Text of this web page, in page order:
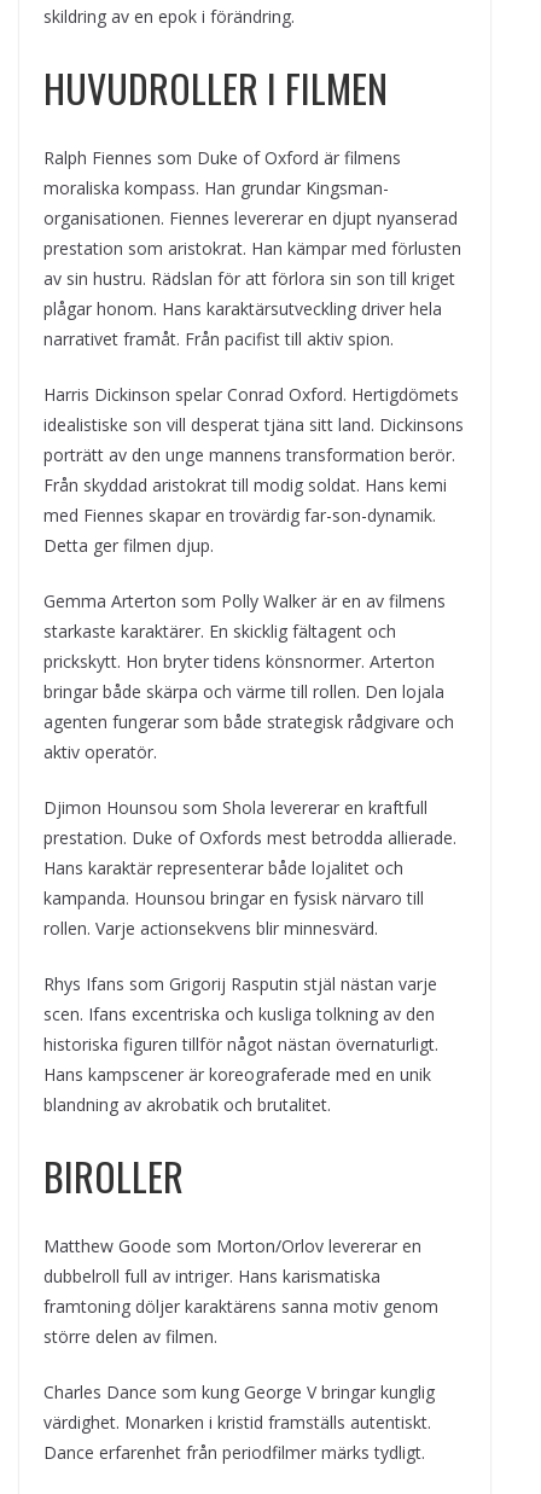
skildring av en epok i förändring.
HUVUDROLLER I FILMEN
Ralph Fiennes som Duke of Oxford är filmens
moraliska kompass. Han grundar Kingsman-
organisationen. Fiennes levererar en djupt nyanserad
prestation som aristokrat. Han kämpar med förlusten
av sin hustru. Rädslan för att förlora sin son till kriget
plågar honom. Hans karaktärsutveckling driver hela
narrativet framåt. Från pacifist till aktiv spion.
Harris Dickinson spelar Conrad Oxford. Hertigdömets
idealistiske son vill desperat tjäna sitt land. Dickinsons
porträtt av den unge mannens transformation berör.
Från skyddad aristokrat till modig soldat. Hans kemi
med Fiennes skapar en trovärdig far-son-dynamik.
Detta ger filmen djup.
Gemma Arterton som Polly Walker är en av filmens
starkaste karaktärer. En skicklig fältagent och
prickskytt. Hon bryter tidens könsnormer. Arterton
bringar både skärpa och värme till rollen. Den lojala
agenten fungerar som både strategisk rådgivare och
aktiv operatör.
Djimon Hounsou som Shola levererar en kraftfull
prestation. Duke of Oxfords mest betrodda allierade.
Hans karaktär representerar både lojalitet och
kampanda. Hounsou bringar en fysisk närvaro till
rollen. Varje actionsekvens blir minnesvärd.
Rhys Ifans som Grigorij Rasputin stjäl nästan varje
scen. Ifans excentriska och kusliga tolkning av den
historiska figuren tillför något nästan övernaturligt.
Hans kampscener är koreograferade med en unik
blandning av akrobatik och brutalitet.
BIROLLER
Matthew Goode som Morton/Orlov levererar en
dubbelroll full av intriger. Hans karismatiska
framtoning döljer karaktärens sanna motiv genom
större delen av filmen.
Charles Dance som kung George V bringar kunglig
värdighet. Monarken i kristid framställs autentiskt.
Dance erfarenhet från periodfilmer märks tydligt.